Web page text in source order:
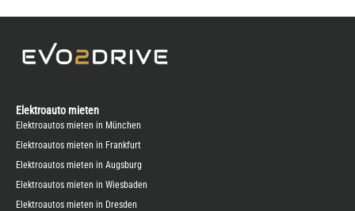
Elektroauto mieten
Elektroautos mieten in München
Elektroautos mieten in Frankfurt
Elektroautos mieten in Augsburg
Elektroautos mieten in Wiesbaden
Elektroautos mieten in Dresden